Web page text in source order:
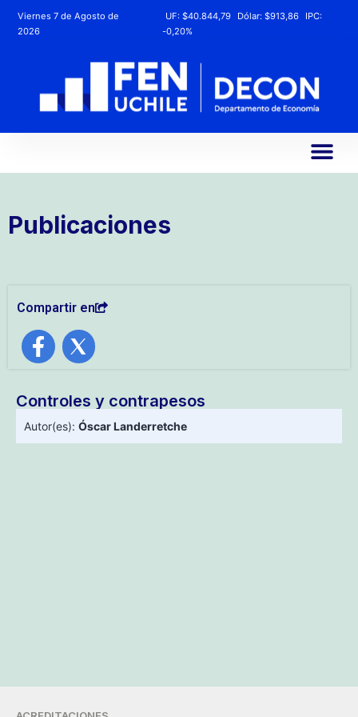
Viernes 7 de Agosto de
2026
UF: $40.844,79 Dólar: $913,86
IPC:
-0,20%
Publicaciones
Compartir en
Controles y contrapesos
Autor(es): Óscar Landerretche